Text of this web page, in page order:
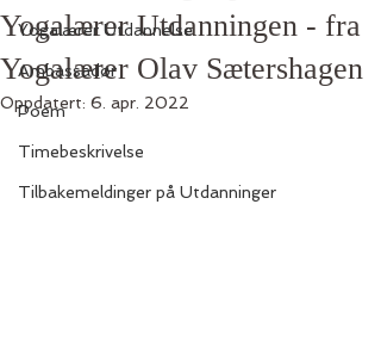
Yogalærer Utdannelse
Ambassadør
Poem
Timebeskrivelse
Tilbakemeldinger på Utdanninger
Yogalærer Utdanningen - fra
Yogalærer Olav Sætershagen
Oppdatert: 6. apr. 2022